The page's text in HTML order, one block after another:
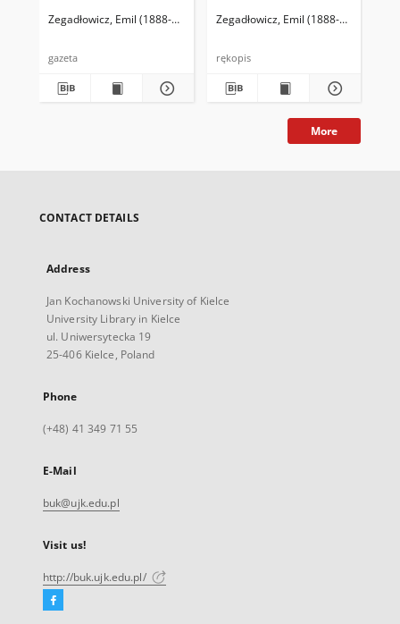
Zegadłowicz, Emil (1888-1941) Reischer Leopold (red. naczelny)
gazeta
Zegadłowicz, Emil (1888-1941)
rękopis
More
CONTACT DETAILS
Address
Jan Kochanowski University of Kielce
University Library in Kielce
ul. Uniwersytecka 19
25-406 Kielce, Poland
Phone
(+48) 41 349 71 55
E-Mail
buk@ujk.edu.pl
Visit us!
http://buk.ujk.edu.pl/
Facebook